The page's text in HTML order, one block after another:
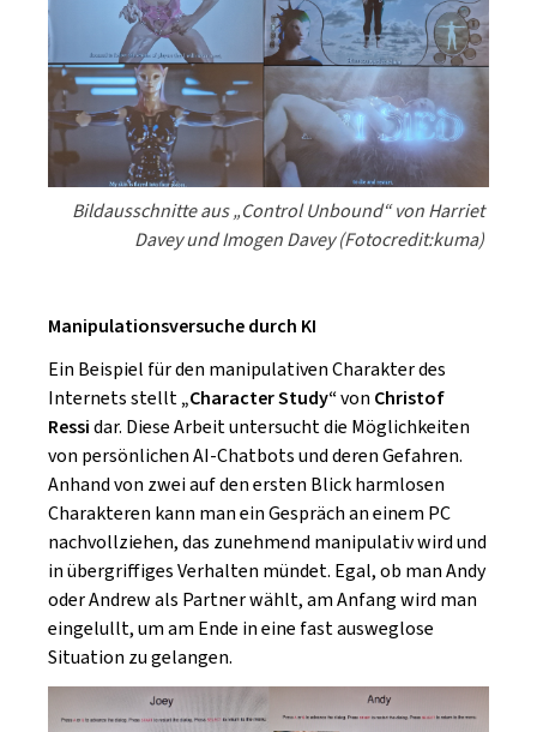
Bildausschnitte aus „Control Unbound“ von Harriet
Davey und Imogen Davey (Fotocredit:kuma)
Manipulationsversuche durch KI
Ein Beispiel für den manipulativen Charakter des
Internets stellt„Character Study“von Christof
Ressidar. Diese Arbeit untersucht die Möglichkeiten
von persönlichen AI-Chatbots und deren Gefahren.
Anhand von zwei auf den ersten Blick harmlosen
Charakteren kann man ein Gespräch an einem PC
nachvollziehen, das zunehmend manipulativ wird und
in übergriffiges Verhalten mündet. Egal, ob man Andy
oder Andrew als Partner wählt, am Anfang wird man
eingelullt, um am Ende in eine fast ausweglose
Situation zu gelangen.